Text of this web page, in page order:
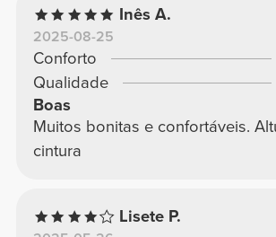
Inês A.
2025-08-25
Conforto
Qualidade
Boas
Muitos bonitas e confortáveis.
cintura
Lisete P.